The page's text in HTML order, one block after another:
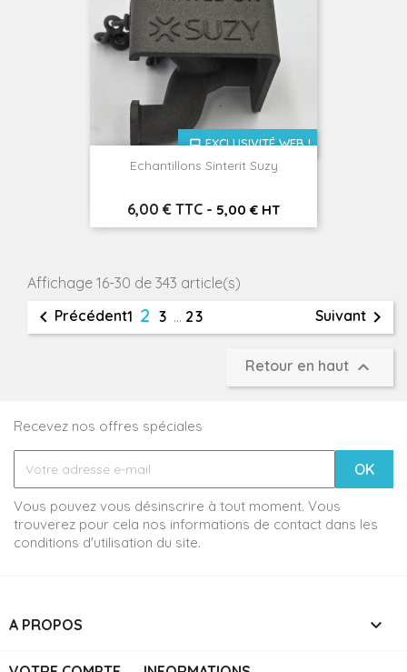
Echantillons Sinterit Suzy
Prix
6,00 € TTC - 5,00 € HT
EXCLUSIVITÉ WEB !
Affichage 16-30 de 343 article(s)
 Précédent1 2 3 … 23 Suivant 
Retour en haut 
Recevez nos offres spéciales
Vous pouvez vous désinscrire à tout moment. Vous
trouverez pour cela nos informations de contact dans les
conditions d'utilisation du site.
A PROPOS 